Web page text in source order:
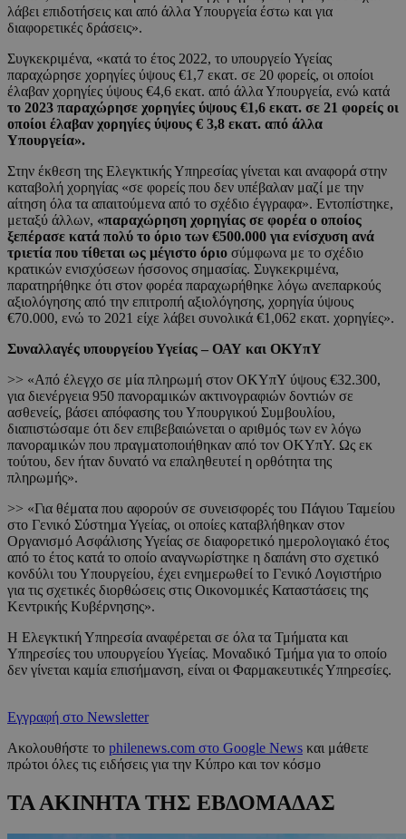
λάβει επιδοτήσεις και από άλλα Υπουργεία έστω και για
διαφορετικές δράσεις».
Συγκεκριμένα, «κατά το έτος 2022, το υπουργείο Υγείας
παραχώρησε χορηγίες ύψους €1,7 εκατ. σε 20 φορείς, οι οποίοι
έλαβαν χορηγίες ύψους €4,6 εκατ. από άλλα Υπουργεία, ενώ κατά
το 2023 παραχώρησε χορηγίες ύψους €1,6 εκατ. σε 21 φορείς οι
οποίοι έλαβαν χορηγίες ύψους € 3,8 εκατ. από άλλα
Υπουργεία».
Στην έκθεση της Ελεγκτικής Υπηρεσίας γίνεται και αναφορά στην
καταβολή χορηγίας «σε φορείς που δεν υπέβαλαν μαζί με την
αίτηση όλα τα απαιτούμενα από το σχέδιο έγγραφα». Εντοπίστηκε,
μεταξύ άλλων, «παραχώρηση χορηγίας σε φορέα ο οποίος
ξεπέρασε κατά πολύ το όριο των €500.000 για ενίσχυση ανά
τριετία που τίθεται ως μέγιστο όριο σύμφωνα με το σχέδιο
κρατικών ενισχύσεων ήσσονος σημασίας. Συγκεκριμένα,
παρατηρήθηκε ότι στον φορέα παραχωρήθηκε λόγω ανεπαρκούς
αξιολόγησης από την επιτροπή αξιολόγησης, χορηγία ύψους
€70.000, ενώ το 2021 είχε λάβει συνολικά €1,062 εκατ. χορηγίες».
Συναλλαγές υπουργείου Υγείας – ΟΑΥ και ΟΚΥπΥ
>> «Από έλεγχο σε μία πληρωμή στον ΟΚΥπΥ ύψους €32.300,
για διενέργεια 950 πανοραμικών ακτινογραφιών δοντιών σε
ασθενείς, βάσει απόφασης του Υπουργικού Συμβουλίου,
διαπιστώσαμε ότι δεν επιβεβαιώνεται ο αριθμός των εν λόγω
πανοραμικών που πραγματοποιήθηκαν από τον ΟΚΥπΥ. Ως εκ
τούτου, δεν ήταν δυνατό να επαληθευτεί η ορθότητα της
πληρωμής».
>> «Για θέματα που αφορούν σε συνεισφορές του Πάγιου Ταμείου
στο Γενικό Σύστημα Υγείας, οι οποίες καταβλήθηκαν στον
Οργανισμό Ασφάλισης Υγείας σε διαφορετικό ημερολογιακό έτος
από το έτος κατά το οποίο αναγνωρίστηκε η δαπάνη στο σχετικό
κονδύλι του Υπουργείου, έχει ενημερωθεί το Γενικό Λογιστήριο
για τις σχετικές διορθώσεις στις Οικονομικές Καταστάσεις της
Κεντρικής Κυβέρνησης».
Η Ελεγκτική Υπηρεσία αναφέρεται σε όλα τα Τμήματα και
Υπηρεσίες του υπουργείου Υγείας. Μοναδικό Τμήμα για το οποίο
δεν γίνεται καμία επισήμανση, είναι οι Φαρμακευτικές Υπηρεσίες.
Εγγραφή στο Newsletter
Ακολουθήστε το philenews.com στο Google News και μάθετε
πρώτοι όλες τις ειδήσεις για την Κύπρο και τον κόσμο
ΤΑ ΑΚΙΝΗΤΑ ΤΗΣ ΕΒΔΟΜΑΔΑΣ